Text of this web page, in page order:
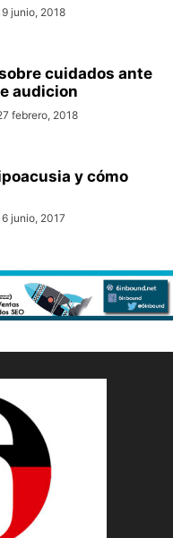
junio, 2018
cuidados ante
audicion
febrero, 2018
y cómo
junio, 2017